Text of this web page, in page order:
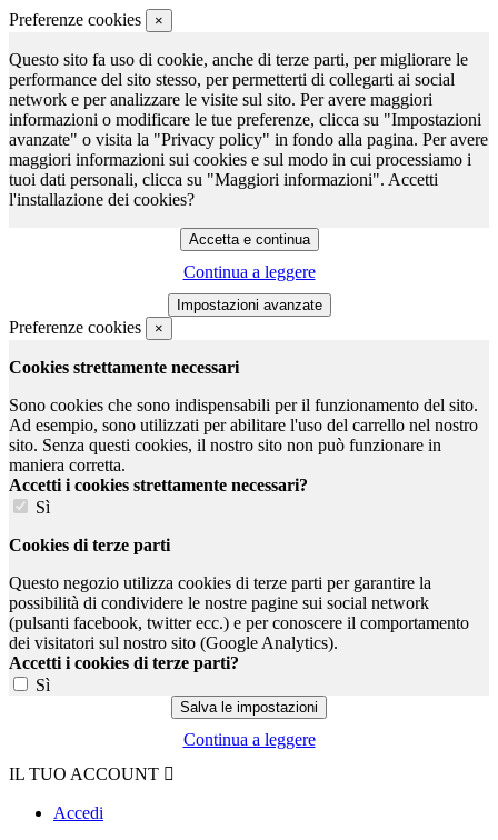
Preferenze cookies ×
Questo sito fa uso di cookie, anche di terze parti, per migliorare le
performance del sito stesso, per permetterti di collegarti ai social
network e per analizzare le visite sul sito. Per avere maggiori
informazioni o modificare le tue preferenze, clicca su "Impostazioni
avanzate" o visita la "Privacy policy" in fondo alla pagina. Per avere
maggiori informazioni sui cookies e sul modo in cui processiamo i
tuoi dati personali, clicca su "Maggiori informazioni". Accetti
l'installazione dei cookies?
Continua a leggere
Preferenze cookies ×
Cookies strettamente necessari
Sono cookies che sono indispensabili per il funzionamento del sito.
Ad esempio, sono utilizzati per abilitare l'uso del carrello nel nostro
sito. Senza questi cookies, il nostro sito non può funzionare in
maniera corretta.
Accetti i cookies strettamente necessari?
Sì
Cookies di terze parti
Questo negozio utilizza cookies di terze parti per garantire la
possibilità di condividere le nostre pagine sui social network
(pulsanti facebook, twitter ecc.) e per conoscere il comportamento
dei visitatori sul nostro sito (Google Analytics).
Accetti i cookies di terze parti?
Sì
Continua a leggere
IL TUO ACCOUNT 
Accedi